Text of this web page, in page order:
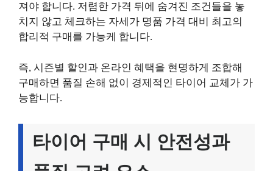
져야 합니다. 저렴한 가격 뒤에 숨겨진 조건들을 놓
치지 않고 체크하는 자세가 명품 가격 대비 최고의
합리적 구매를 가능케 합니다.
즉, 시즌별 할인과 온라인 혜택을 현명하게 조합해
구매하면 품질 손해 없이 경제적인 타이어 교체가 가
능합니다.
타이어 구매 시 안전성과